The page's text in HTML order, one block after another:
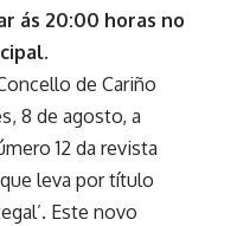
ás 20:00 horas no
de Cariño
8 de agosto, a
12 da revista
leva por título
Este novo